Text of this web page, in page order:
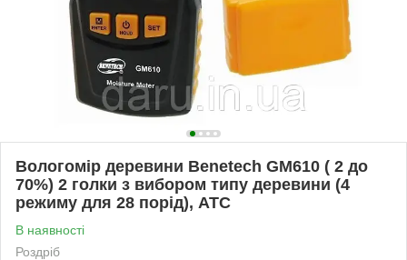
Вологомір деревини Benetech GM610 ( 2 до
70%) 2 голки з вибором типу деревини (4
режиму для 28 порід), АТС
В наявності
Роздріб